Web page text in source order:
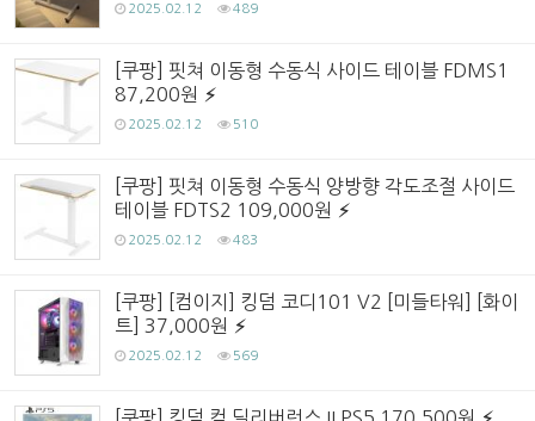
2025.02.12 489
[쿠팡] 핏쳐 이동형 수동식 사이드 테이블 FDMS1
87,200원
2025.02.12 510
[쿠팡] 핏쳐 이동형 수동식 양방향 각도조절 사이드
테이블 FDTS2 109,000원
2025.02.12 483
[쿠팡] [컴이지] 킹덤 코디101 V2 [미들타워] [화이
트] 37,000원
2025.02.12 569